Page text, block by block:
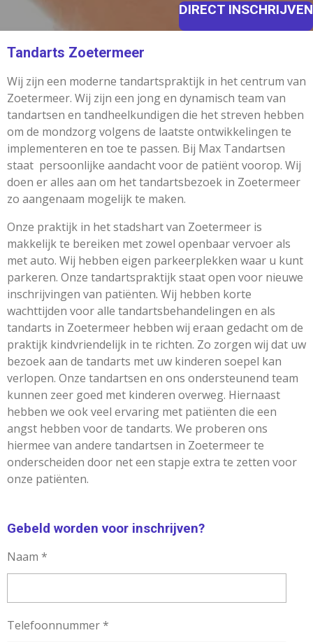
DIRECT INSCHRIJVEN
Tandarts Zoetermeer
Wij zijn een moderne tandartspraktijk in het centrum van
Zoetermeer. Wij zijn een jong en dynamisch team van
tandartsen en tandheelkundigen die het streven hebben
om de mondzorg volgens de laatste ontwikkelingen te
implementeren en toe te passen. Bij Max Tandartsen
staat persoonlijke aandacht voor de patiënt voorop. Wij
doen er alles aan om het tandartsbezoek in Zoetermeer
zo aangenaam mogelijk te maken.
Onze praktijk in het stadshart van Zoetermeer is
makkelijk te bereiken met zowel openbaar vervoer als
met auto. Wij hebben eigen parkeerplekken waar u kunt
parkeren. Onze tandartspraktijk staat open voor nieuwe
inschrijvingen van patiënten. Wij hebben korte
wachttijden voor alle tandartsbehandelingen en als
tandarts in Zoetermeer hebben wij eraan gedacht om de
praktijk kindvriendelijk in te richten. Zo zorgen wij dat uw
bezoek aan de tandarts met uw kinderen soepel kan
verlopen. Onze tandartsen en ons ondersteunend team
kunnen zeer goed met kinderen overweg. Hiernaast
hebben we ook veel ervaring met patiënten die een
angst hebben voor de tandarts. We proberen ons
hiermee van andere tandartsen in Zoetermeer te
onderscheiden door net een stapje extra te zetten voor
onze patiënten.
Gebeld worden voor inschrijven?
Naam *
Telefoonnummer *